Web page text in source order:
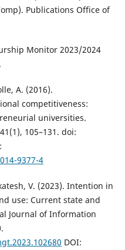
Publications Office of
Monitor 2023/2024
A. (2016).
competitiveness:
universities.
105–131. doi:
9377-4
V. (2023). Intention in
use: Current state and
Journal of Information
DOI: